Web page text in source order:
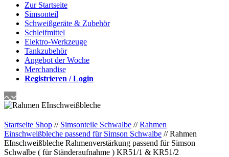
Zur Startseite
Simsonteil
Schweißgeräte & Zubehör
Schleifmittel
Elektro-Werkzeuge
Tankzubehör
Angebot der Woche
Merchandise
Registrieren / Login
Startseite Shop // Simsonteile Schwalbe //Rahmen
Einschweißbleche passend für Simson Schwalbe // Rahmen
EInschweißbleche Rahmenverstärkung passend für Simson
Schwalbe ( für Ständeraufnahme ) KR51/1 & KR51/2